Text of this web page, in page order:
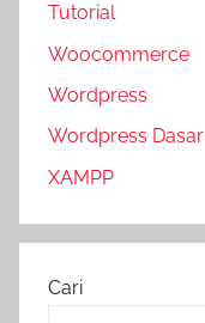
Tutorial
Woocommerce
Wordpress
Wordpress Dasar
XAMPP
Cari